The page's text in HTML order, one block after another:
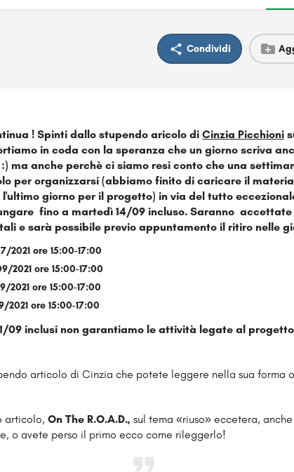
Condividi
! Spinti dallo stupendo aricolo di Cinzia Picchioni
in coda con la speranza che un giorno scriva
ma anche perchè ci siamo resi conto che una
per organizzarsi (abbiamo finito di caricare il
giorno per il progetto) in via del tutto
fino a martedì 14/09 incluso. Saranno accettate
e sarà possibile previo appuntamento il ritiro nelle
2021 ore 15:00-17:00
2021 ore 15:00-17:00
ore 15:00-17:00
2021 ore 15:00-17:00
09 inclusi non garantiamo le attività legate al
articolo di Cinzia che potete leggere nella sua forma
articolo, On The R.O.A.D., sul tema «riuso» eccetera,
o avete perso il primo ecco come rileggerlo!